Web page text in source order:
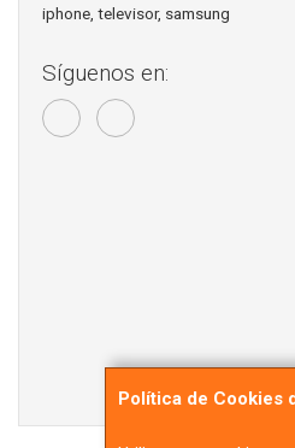
Política de Cookies
iphone, televisor, samsung
Síguenos en: